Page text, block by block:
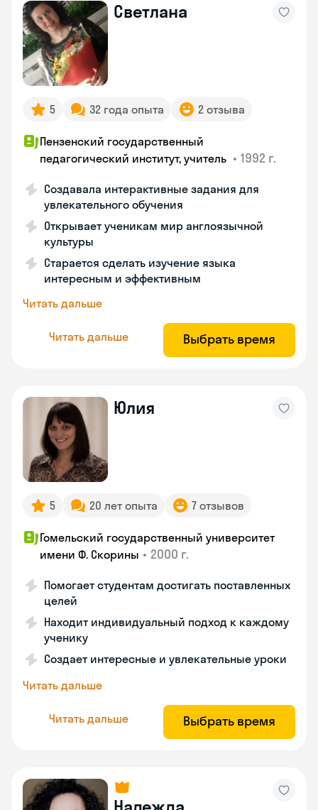
Светлана
5 32 года опыта 2 отзыва
Пензенский государственный
педагогический институт, учитель • 1992 г.
Создавала интерактивные задания для
увлекательного обучения
Открывает ученикам мир англоязычной
культуры
Старается сделать изучение языка
интересным и эффективным
Читать дальше
Читать дальше Выбрать время
Юлия
5 20 лет опыта 7 отзывов
Гомельский государственный университет
имени Ф. Скорины • 2000 г.
Помогает студентам достигать поставленных
целей
Находит индивидуальный подход к каждому
ученику
Создает интересные и увлекательные уроки
Читать дальше
Читать дальше Выбрать время